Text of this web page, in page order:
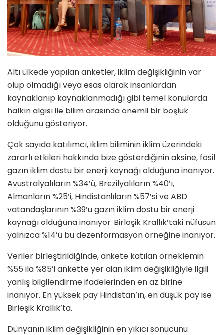
Altı ülkede yapılan anketler, iklim değişikliğinin var
olup olmadığı veya esas olarak insanlardan
kaynaklanıp kaynaklanmadığı gibi temel konularda
halkın algısı ile bilim arasında önemli bir boşluk
olduğunu gösteriyor.
Çok sayıda katılımcı, iklim biliminin iklim üzerindeki
zararlı etkileri hakkında bize gösterdiğinin aksine, fosil
gazın iklim dostu bir enerji kaynağı olduğuna inanıyor.
Avustralyalıların %34’ü, Brezilyalıların %40’ı,
Almanların %25’i, Hindistanlıların %57’si ve ABD
vatandaşlarının %39’u gazın iklim dostu bir enerji
kaynağı olduğuna inanıyor. Birleşik Krallık’taki nüfusun
yalnızca %14’ü bu dezenformasyon örneğine inanıyor.
Veriler birleştirildiğinde, ankete katılan örneklemin
%55 ila %85’i ankette yer alan iklim değişikliğiyle ilgili
yanlış bilgilendirme ifadelerinden en az birine
inanıyor. En yüksek pay Hindistan’ın, en düşük pay ise
Birleşik Krallık’ta.
Dünyanın iklim değişikliğinin en yıkıcı sonucunu